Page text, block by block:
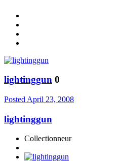
lightinggun 0
Posted April 23, 2008
lightinggun
Collectionneur